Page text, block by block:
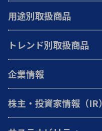
用途別取扱商品
トレンド別取扱商品
企業情報
株主・投資家情報（IR）